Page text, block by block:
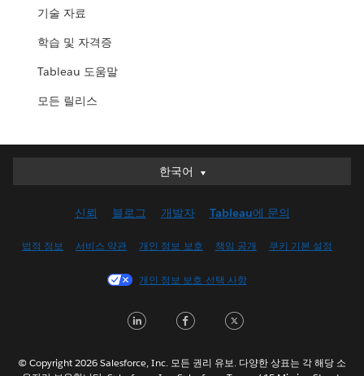
기술 자료
학습 및 자격증
Tableau 도움말
모든 릴리스
한국어
한국어
English (UK)
Français (Canada)
Italiano
신뢰 블로그 개발자 Tableau에 문의
법적 정보 서비스 약관 개인 정보 보호 책임 공개 쿠키 기본 설정
개인 정보 보호 선택 사항
LinkedInFacebook
© Copyright 2026 Salesforce, Inc. 모든 권리 유보. 다양한 상표는 각 해당 소